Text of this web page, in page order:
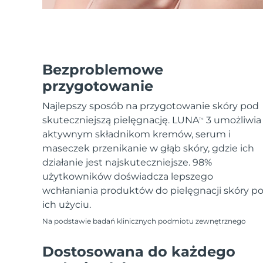
Bezproblemowe
przygotowanie
Najlepszy sposób na przygotowanie skóry pod
skuteczniejszą pielęgnację. LUNATM
3 umożliwia
aktywnym składnikom kremów, serum i
maseczek przenikanie w głąb skóry, gdzie ich
działanie jest najskuteczniejsze. 98%
użytkowników doświadcza lepszego
wchłaniania produktów do pielęgnacji skóry po
ich użyciu.
Na podstawie badań klinicznych podmiotu zewnętrznego
Dostosowana do każdego